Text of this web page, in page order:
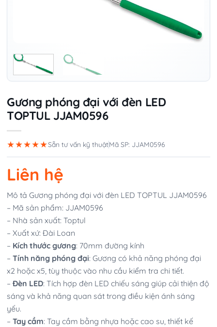
Gương phóng đại với đèn LED
TOPTUL JJAM0596
★★★★★Sẵn tư vấn kỹ thuậtMã SP: JJAM0596
Liên hệ
Mô tả Gương phóng đại với đèn LED TOPTUL JJAM0596
– Mã sản phẩm: JJAM0596
– Nhà sản xuất: Toptul
– Xuất xứ: Đài Loan
– Kích thước gương: 70mm đường kính
– Tính năng phóng đại: Gương có khả năng phóng đại
x2 hoặc x5, tùy thuộc vào nhu cầu kiểm tra chi tiết.
– Đèn LED: Tích hợp đèn LED chiếu sáng giúp cải thiện độ
sáng và khả năng quan sát trong điều kiện ánh sáng
yếu.
– Tay cầm: Tay cầm bằng nhựa hoặc cao su, thiết kế